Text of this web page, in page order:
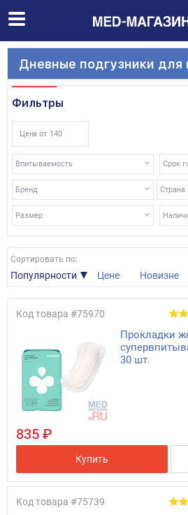
Дневные подгузники для
Фильтры
Цена от
Впитываемость Срок
Бренд Страна
Размер
Сортировать по:
Популярности Цене Новизне
Код товара #75970
Прокладки
30 шт.
835 ₽
Купить
Код товара #75739